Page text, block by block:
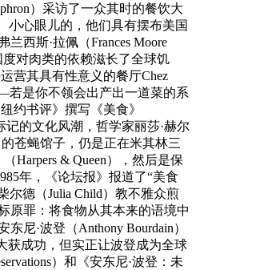
）采访了一众其时的餐饮大
小心眼儿的，他们具有摆布美国
西斯·拉佩（Frances Moore
度对肉类的依赖滋长了全球饥
营其具有性意义的餐厅Chez
若是你不领会出产出一道菜的系
约书评》撰写《美食》
记的文化风潮，哲学家丽莎·赫尔
苍蝇馆子，仍是正在米其林三
Harpers & Queen），然后是保
年，《论坛报》报道了“美食
尔德（Julia Child）教不雅众煎
原罪：将食物从其本来的语境中
尼·波登（Anthony Bourdain）
获成功，但实正让波登成为全球
）和《安东尼·波登：未